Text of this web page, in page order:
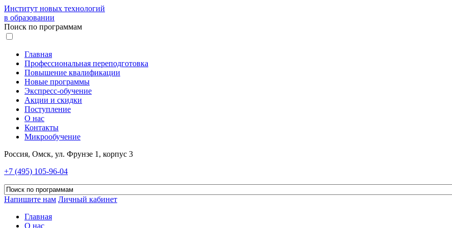
Институт новых технологий
в образовании
Поиск по программам
Главная
Профессиональная переподготовка
Повышение квалификации
Новые программы
Экспресс-обучение
Акции и скидки
Поступление
О нас
Контакты
Микрообучение
Россия, Омск, ул. Фрунзе 1, корпус 3
+7 (495) 105-96-04
Напишите нам Личный кабинет
Главная
О нас